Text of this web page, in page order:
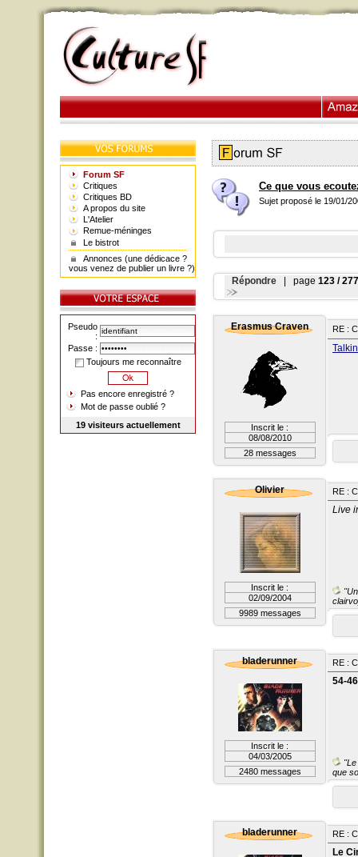
Forum SF
Critiques
Critiques BD
A propos du site
L'Atelier
Remue-méninges
Le bistrot
Annonces (une dédicace ?
vous venez de publier un livre ?)
Pseudo
:
Passe :
Toujours me reconnaître
Pas encore enregistré ?
Mot de passe oublié ?
19 visiteurs actuellement
Ce que vous
Sujet proposé le 19/01/
Répondre | page 123 / 277
Erasmus Craven
Inscrit le :
08/08/2010
28 messages
RE :
Olivier
Inscrit le :
02/09/2004
9989 messages
RE :
Live
bladerunner
Inscrit le :
04/03/2005
2480 messages
RE :
54-
que
bladerunner RE :
Le